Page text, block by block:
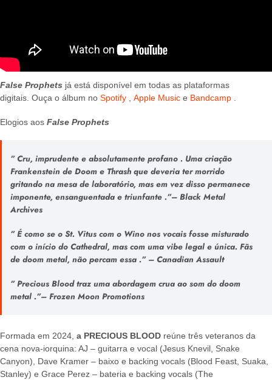
False Prophets já está disponível em todas as plataformas
digitais. Ouça o álbum no Spotify Apple Music e Bandcamp
Elogios aos False Prophets
”Cru, imprudente e absolutamente profano. Uma criação
Frankenstein de Doom e Thrash que deveria ter morrido
gritando na mesa de laboratório, mas em vez disso permanece
imponente, ensanguentada e triunfante.”– Black Metal
Archives
”É como se o St. Vitus com o Wino nos vocais fosse misturado
com o início do Cathedral, mas com uma vibe legal e única. Fãs
de doom metal, não percam essa.” – Canadian Assault
”Precious Blood traz uma abordagem crua ao som do doom
metal.”– Frozen Moon Promotions
Formada em 2024, a PRECIOUS BLOOD reúne três veteranos da
cena nova-iorquina: AJ – guitarra e vocal (Jesus Knevil, Snake
Canyon), Dave Kramer – baixo e backing vocals (Blood Feast, Suaka,
Stanley) e Grace Perez – bateria e backing vocals (The